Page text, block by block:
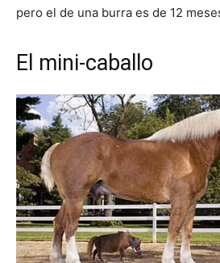
pero el de una burra es de 12
El mini-caballo